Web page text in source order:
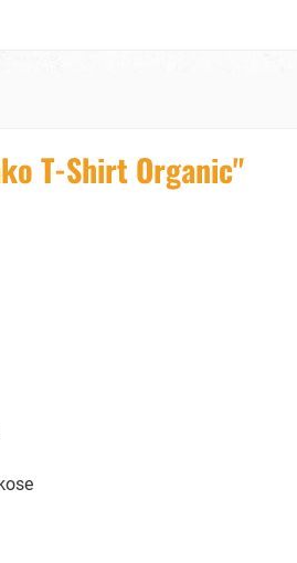
T-Shirt Organic"